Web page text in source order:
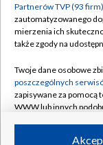
Centrum
Naziemna
Rada
System NOS
Informacje o
Partnerów TVP (93 firm)
zautomatyzowanego
mierzenia ich
także zgody na
Twoje dane osobowe
poszczególnych
zapisywane za pomocą
WWW lub innych